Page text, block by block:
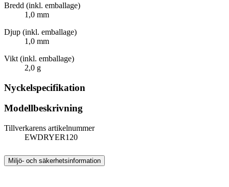
Bredd (inkl. emballage)
1,0 mm
Djup (inkl. emballage)
1,0 mm
Vikt (inkl. emballage)
2,0 g
Nyckelspecifikation
Modellbeskrivning
Tillverkarens artikelnummer
EWDRYER120
Miljö- och säkerhetsinformation